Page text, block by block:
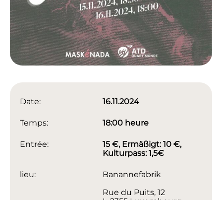
Date: 16.11.2024
Temps: 18:00 heure
Entrée:
15 €, Ermäßigt: 10 €,
Kulturpass: 1,5€
lieu:
Banannefabrik
Rue du Puits, 12